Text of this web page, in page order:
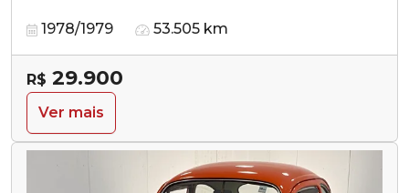
1978/1979 53.505 km
R$ 29.900
Ver mais